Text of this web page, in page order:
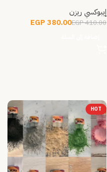
إيبوكسي ريزن
410.00
EGP
380.00
EGP
HOT